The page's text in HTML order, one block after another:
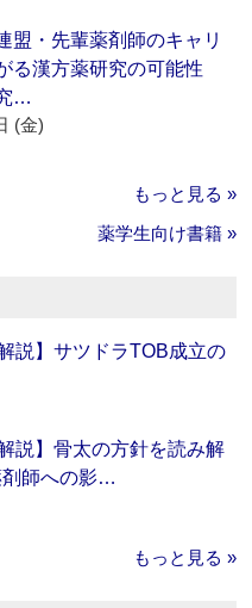
盟・先輩薬剤師のキャリ
る漢方薬研究の可能性
…
(金)
もっと見る »
薬学生向け書籍 »
説】サツドラTOB成立の
説】骨太の方針を読み解
剤師への影…
もっと見る »